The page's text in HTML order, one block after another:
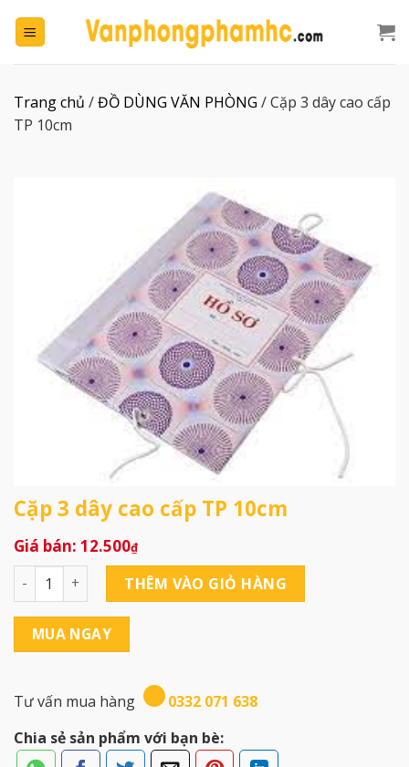
đến
Trang chủ /ĐỒ DÙNG VĂN PHÒNG /Cặp 3 dây cao cấp
TP 10cm
Cặp 3 dây cao cấp TP 10cm
12.500₫
Cặp 3 dây cao cấp TP 10cm số lượng
THÊM VÀO GIỎ HÀNG
MUA NGAY
Tư vấn mua hàng
0332 071 638
Chia sẻ sản phẩm với bạn bè: